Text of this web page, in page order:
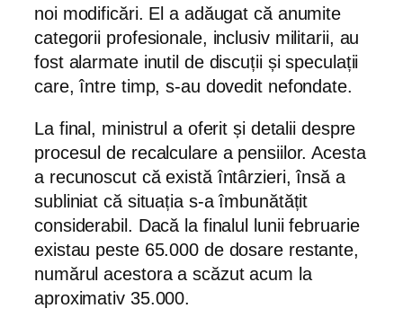
noi modificări. El a adăugat că anumite
categorii profesionale, inclusiv militarii, au
fost alarmate inutil de discuții și speculații
care, între timp, s-au dovedit nefondate.
La final, ministrul a oferit și detalii despre
procesul de recalculare a pensiilor. Acesta
a recunoscut că există întârzieri, însă a
subliniat că situația s-a îmbunătățit
considerabil. Dacă la finalul lunii februarie
existau peste 65.000 de dosare restante,
numărul acestora a scăzut acum la
aproximativ 35.000.